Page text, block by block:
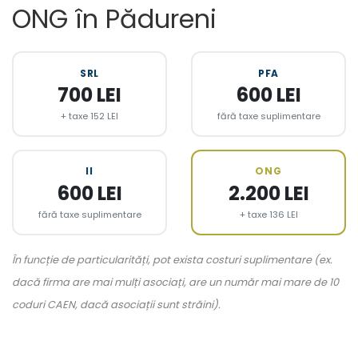
ONG în Pădureni
SRL
700 LEI
+ taxe 152 LEI
PFA
600 LEI
fără taxe suplimentare
II
600 LEI
fără taxe suplimentare
ONG
2.200 LEI
+ taxe 136 LEI
În funcție de particularități, pot exista costuri suplimentare (ex.
dacă firma are mai mulți asociați, are un număr mai mare de 10
coduri CAEN, dacă asociații sunt străini).